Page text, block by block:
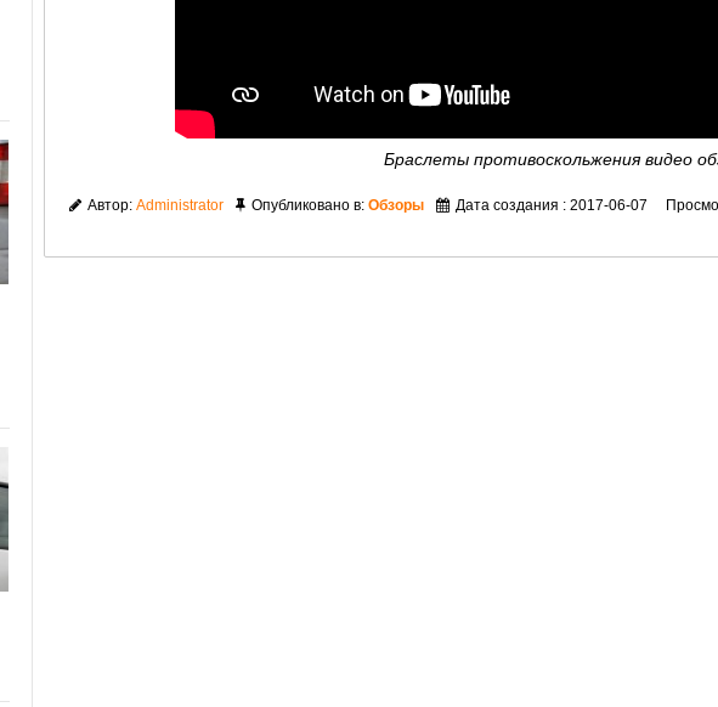
Браслеты противоскольжения видео
Автор: Administrator Опубликовано в:Обзоры Дата создания : 2017-06-07